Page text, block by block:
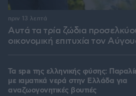
Αυτά τα τρία ζώδια
οικονομική επιτυχία τον
πριν 13 λεπτά
Τα spa της ελληνικής φύσης:
με ιαματικά νερά στην Ελλάδα για
αναζωογονητικές βουτιές